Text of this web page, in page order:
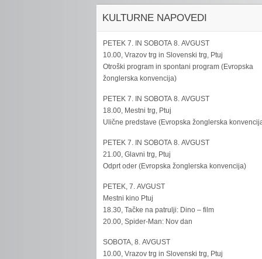
KULTURNE NAPOVEDI
PETEK 7. IN SOBOTA 8. AVGUST
10.00, Vrazov trg in Slovenski trg, Ptuj
Otroški program in spontani program (Evropska
žonglerska konvencija)
PETEK 7. IN SOBOTA 8. AVGUST
18.00, Mestni trg, Ptuj
Ulične predstave (Evropska žonglerska
PETEK 7. IN SOBOTA 8. AVGUST
21.00, Glavni trg, Ptuj
Odprt oder (Evropska žonglerska konvencija)
PETEK, 7. AVGUST
Mestni kino Ptuj
18.30, Tačke na patrulji: Dino – film
20.00, Spider-Man: Nov dan
SOBOTA, 8. AVGUST
10.00, Vrazov trg in Slovenski trg, Ptuj